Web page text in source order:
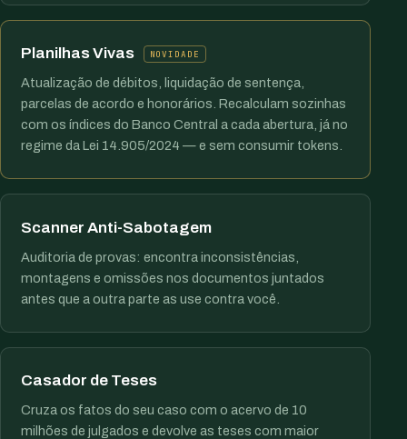
Planilhas Vivas NOVIDADE
Atualização de débitos, liquidação de sentença,
parcelas de acordo e honorários. Recalculam sozinhas
com os índices do Banco Central a cada abertura, já no
regime da Lei 14.905/2024 — e sem consumir tokens.
Scanner Anti-Sabotagem
Auditoria de provas: encontra inconsistências,
montagens e omissões nos documentos juntados
antes que a outra parte as use contra você.
Casador de Teses
Cruza os fatos do seu caso com o acervo de 10
milhões de julgados e devolve as teses com maior